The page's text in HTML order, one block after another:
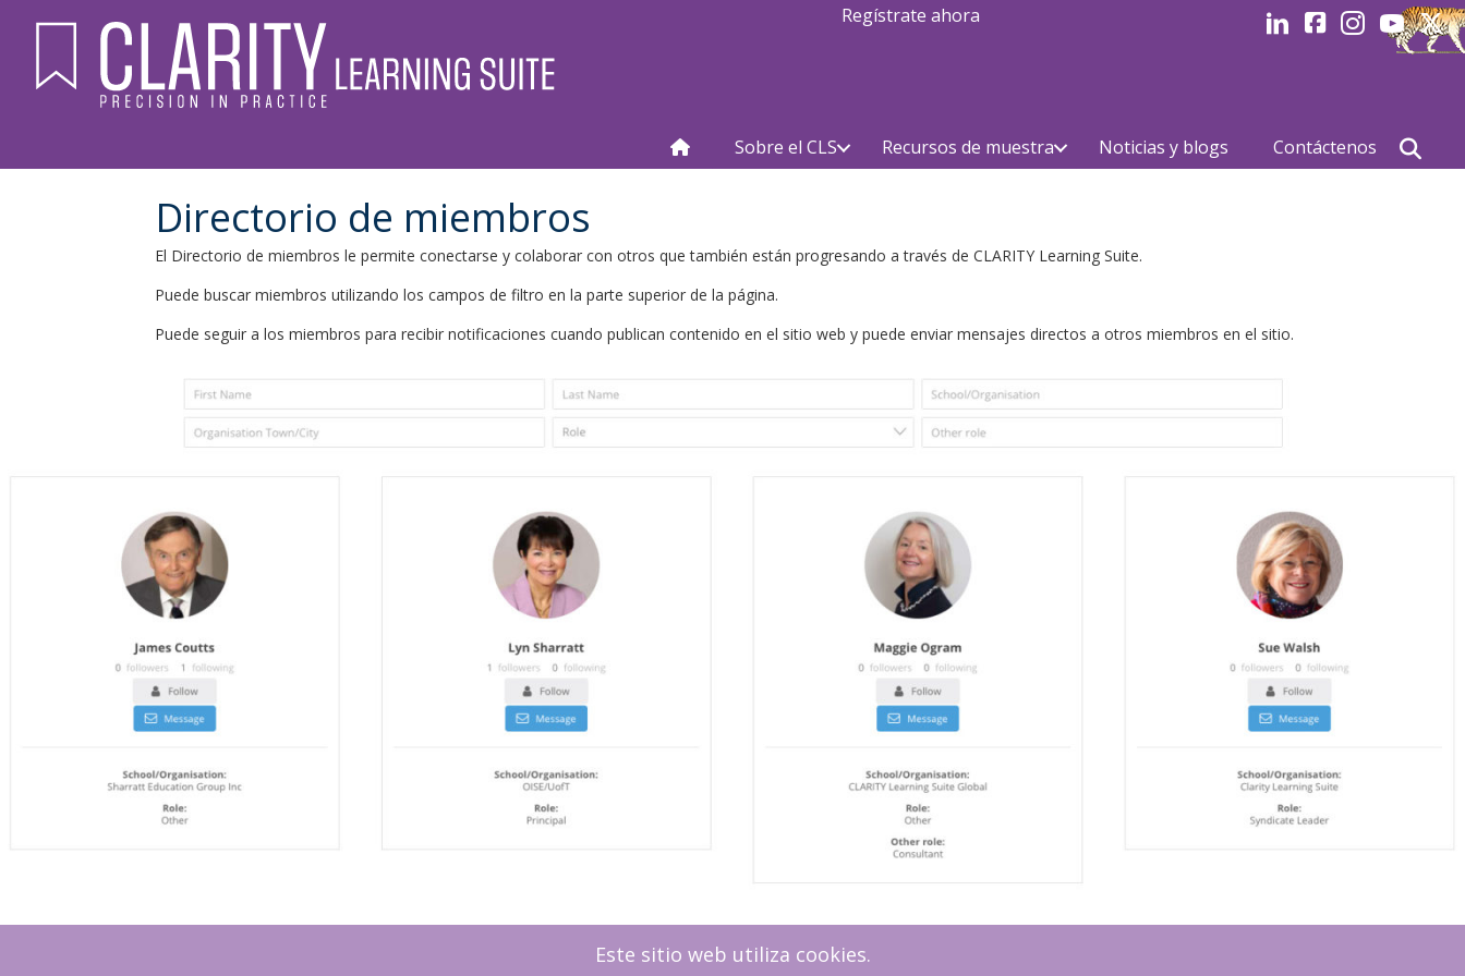
Regístrate ahora LinkedInFacebookInstagram
Youtube
Sobre el CLS Recursos de muestra Noticias y blogs Contáctenos
Directorio de miembros
El Directorio de miembros le permite conectarse y colaborar con otros que también están progresando a través de CLARITY Learning Suite.
Puede buscar miembros utilizando los campos de filtro en la parte superior de la página.
Puede seguir a los miembros para recibir notificaciones cuando publican contenido en el sitio web y puede enviar mensajes directos a otros miembros en el sitio.
Este sitio web utiliza cookies.